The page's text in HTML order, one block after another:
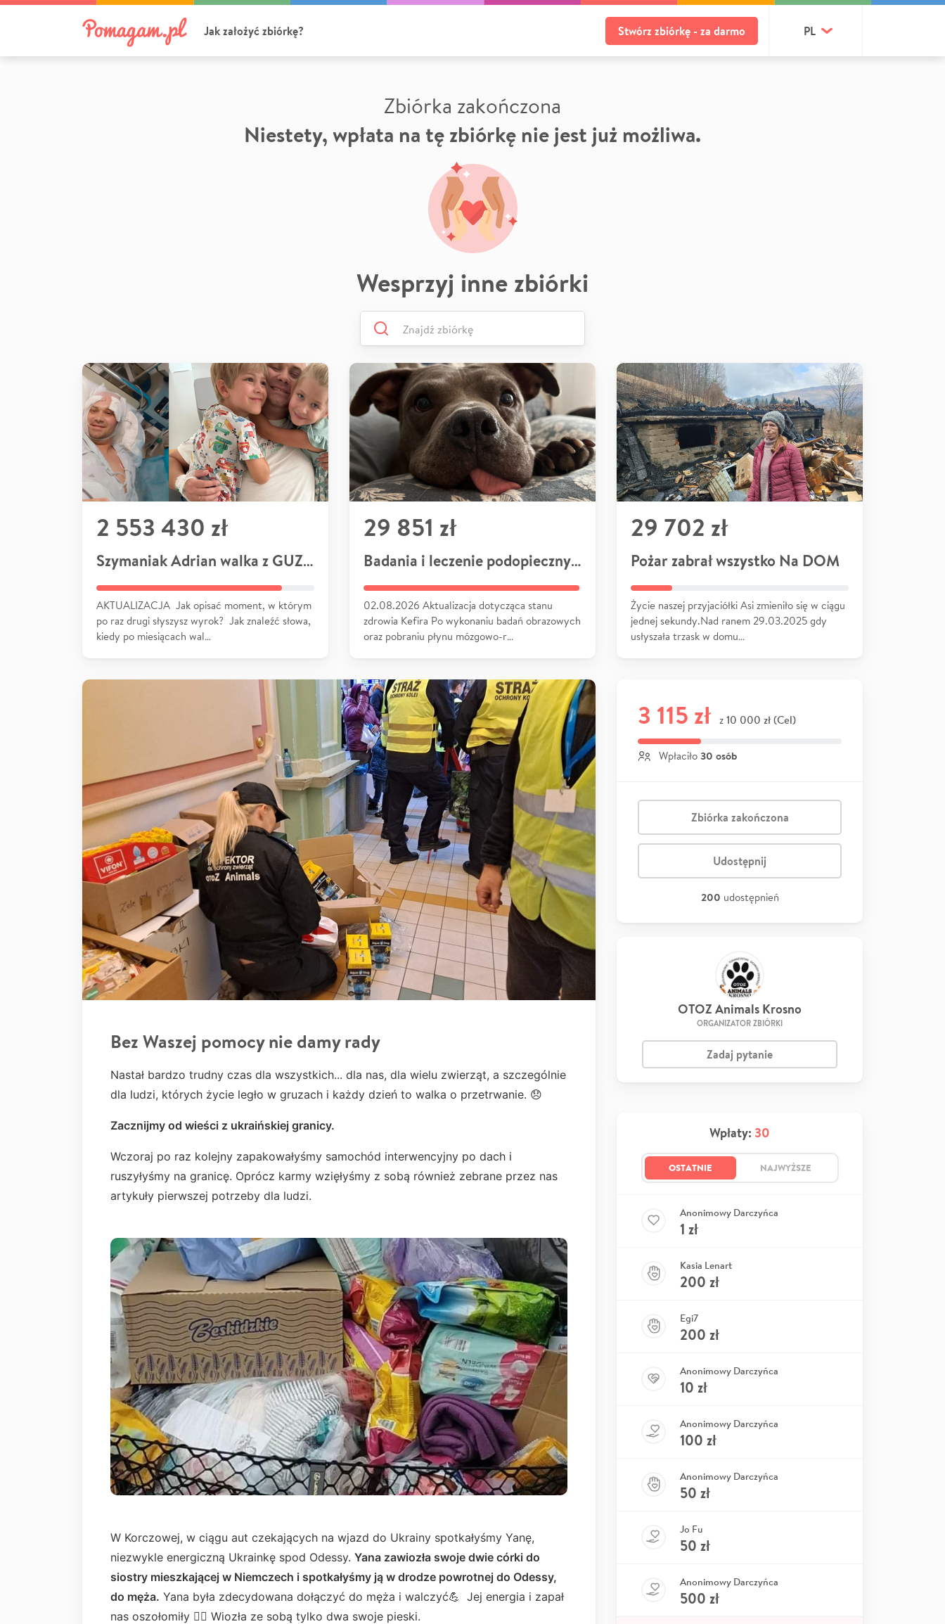
Jak założyć zbiórkę? Stwórz zbiórkę - za darmo PL
Zbiórka zakończona
Niestety, wpłata na tę zbiórkę nie jest już możliwa.
Wesprzyj inne zbiórki
2 553 430 zł
Szymaniak Adrian walka z GUZEM
AKTUALIZACJA Jak opisać moment, w którym
po raz drugi słyszysz wyrok? Jak znaleźć słowa,
kiedy po miesiącach wal…
29 851 zł
Badania i leczenie podopiecznych
02.08.2026 Aktualizacja dotycząca stanu
zdrowia Kefira Po wykonaniu badań obrazowych
oraz pobraniu płynu mózgowo-r…
29 702 zł
Pożar zabrał wszystko Na DOM
Życie naszej przyjaciółki Asi zmieniło się w ciągu
jednej sekundy.Nad ranem 29.03.2025 gdy
usłyszała trzask w domu…
Bez Waszej pomocy nie damy rady
Nastał bardzo trudny czas dla wszystkich... dla nas, dla wielu zwierząt, a szczególnie
dla ludzi, których życie legło w gruzach i każdy dzień to walka o przetrwanie. 😞
Zacznijmy od wieści z ukraińskiej granicy.
Wczoraj po raz kolejny zapakowałyśmy samochód interwencyjny po dach i
ruszyłyśmy na granicę. Oprócz karmy wzięłyśmy z sobą również zebrane przez nas
artykuły pierwszej potrzeby dla ludzi.
W Korczowej, w ciągu aut czekających na wjazd do Ukrainy spotkałyśmy Yanę,
niezwykle energiczną Ukrainkę spod Odessy. Yana zawiozła swoje dwie córki do
siostry mieszkającej w Niemczech i spotkałyśmy ją w drodze powrotnej do Odessy,
do męża. Yana była zdecydowana dołączyć do męża i walczyć💪 Jej energia i zapał
nas oszołomiły 🙆‍♀️ Wiozła ze sobą tylko dwa swoje pieski.
3 115 zł z 10 000 zł (Cel)
Wpłaciło 30 osób
Zbiórka zakończona
Udostępnij
200 udostępnień
OTOZ Animals Krosno
ORGANIZATOR ZBIÓRKI
Zadaj pytanie
Wpłaty: 30
OSTATNIE NAJWYŻSZE
Anonimowy Darczyńca
1 zł
Kasia Lenart
200 zł
Egi7
200 zł
Anonimowy Darczyńca
10 zł
Anonimowy Darczyńca
100 zł
Anonimowy Darczyńca
50 zł
Jo Fu
50 zł
Anonimowy Darczyńca
500 zł